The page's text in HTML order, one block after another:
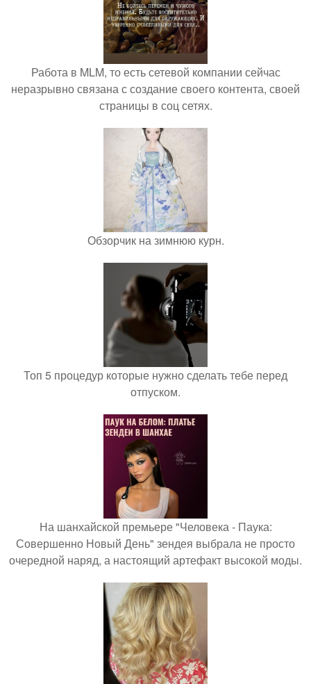
Работа в MLM, то есть сетевой компании сейчас
неразрывно связана с создание своего контента, своей
страницы в соц сетях.
Обзорчик на зимнюю курн.
Топ 5 процедур которые нужно сделать тебе перед
отпуском.
На шанхайской премьере "Человека - Паука:
Совершенно Новый День" зендея выбрала не просто
очередной наряд, а настоящий артефакт высокой моды.